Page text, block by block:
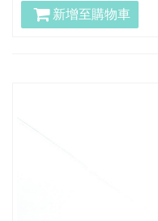
新增至購物車